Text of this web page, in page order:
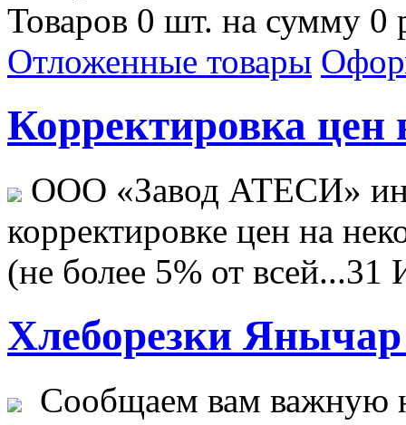
Товаров 0 шт. на сумму 0
Отложенные товары
Корректировка цен
ООО «Завод АТЕСИ»
корректировке цен на
(не более 5% от всей...31
Хлеборезки Янычар
Сообщаем вам важную